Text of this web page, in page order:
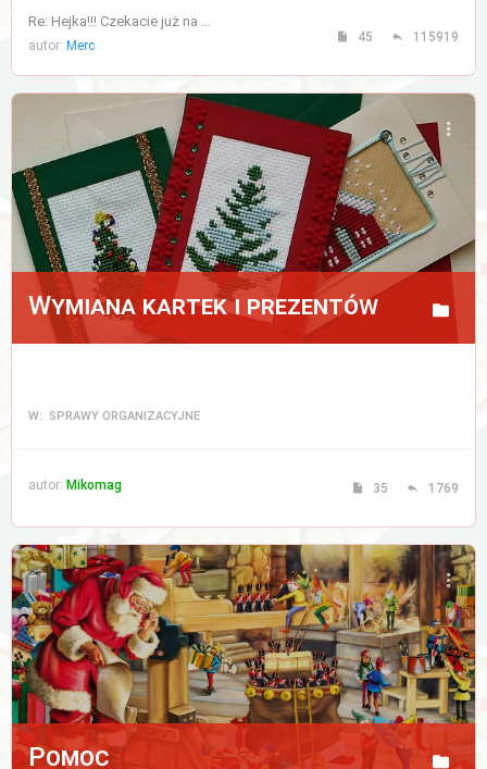
Re: Hejka!!! Czekacie już na …
autor: Merc
45 115919
Wymiana kartek i prezentów
W: SPRAWY ORGANIZACYJNE
autor: Mikomag 35 1769
Pomoc